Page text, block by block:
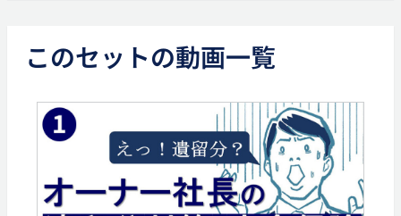
このセットの動画一覧